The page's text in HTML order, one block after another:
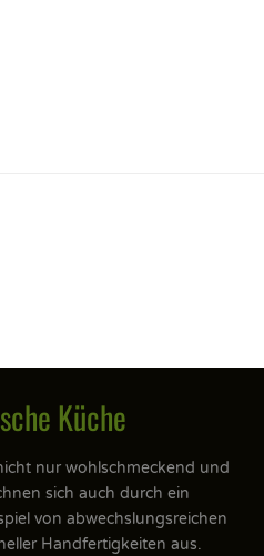
Küche
nur wohlschmeckend und
sich auch durch ein
von abwechslungsreichen
Handfertigkeiten aus.